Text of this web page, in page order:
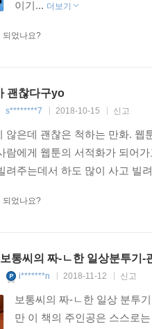
이기... 더보기
되었나요?
괜찮다구yo
s********7 2018-10-15 신고
않은데 괜찮은 척하는 만화. 웹
람에게 웹툰의 서적화가 되어
려주는데서 하도 많이 사고 빌
되었나요?
통씨의 짜-ㄴ한 일상분투기-
i*******n 2018-11-12 신고
보통씨의 짜-ㄴ한 일상 분투
만 이 책의 주인공은 스스로